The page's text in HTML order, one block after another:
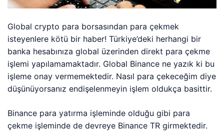
Global crypto para borsasından para çekmek
isteyenlere kötü bir haber! Türkiye’deki herhangi bir
banka hesabınıza global üzerinden direkt para çekme
işlemi yapılamamaktadır. Global Binance ne yazık ki bu
işleme onay vermemektedir. Nasıl para çekeceğim diye
düşünüyorsanız endişelenmeyin işlem oldukça basittir.
Binance para yatırma işleminde olduğu gibi para
çekme işleminde de devreye Binance TR girmektedir.